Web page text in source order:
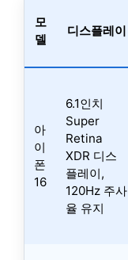
모
델
디스플레이
아
이
폰
16
6.1인치
Super
Retina
XDR 디스
플레이,
120Hz 주사
율 유지